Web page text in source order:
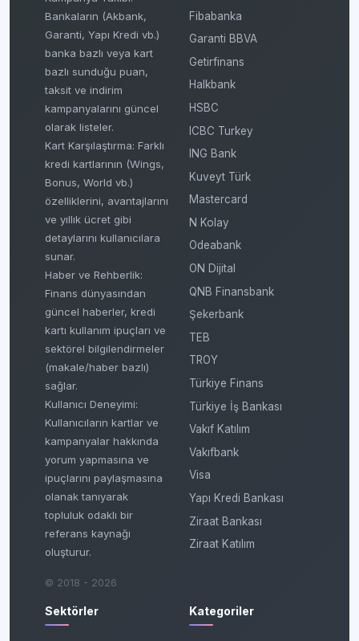
Bankaların (Akbank,
Garanti, Yapı Kredi vb.)
banka bazlı veya kart
bazlı sunduğu puan,
taksit ve indirim
kampanyalarını güncel
olarak listeler.
Kart Karşılaştırma: Farklı
kredi kartlarının (Wings,
Bonus, World vb.)
özelliklerini, avantajlarını
ve yıllık ücret gibi
detaylarını kullanıcılara
sunar.
Haber ve Rehberlik:
Finans dünyasından
güncel haberler, kredi
kartı kullanım ipuçları ve
sektörel bilgilendirmeler
(makale/haber bazlı)
sağlar.
Kullanıcı Deneyimi:
Kullanıcıların kartlar ve
kampanyalar hakkında
yorum yapmasına ve
ipuçlarını paylaşmasına
olanak tanıyarak
topluluk odaklı bir
referans kaynağı
oluşturur.
© 2018 - 2026
Fibabanka
Garanti BBVA
Getirfinans
Halkbank
HSBC
ICBC Turkey
ING Bank
Kuveyt Türk
Mastercard
N Kolay
Odeabank
ON Dijital
QNB Finansbank
Şekerbank
TEB
TROY
Türkiye Finans
Türkiye İş Bankası
Vakıf Katılım
Vakıfbank
Visa
Yapı Kredi Bankası
Ziraat Bankası
Ziraat Katılım
Sektörler Kategoriler